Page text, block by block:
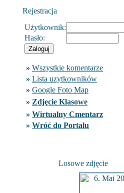
Rejestracja
Użytkownik:
Hasło:
» Wszystkie komentarze
» Lista uzytkowników
» Google Foto Map
» Zdjęcie Klasowe
» Wirtualny Cmentarz
» Wróć do Portalu
Losowe zdjęcie